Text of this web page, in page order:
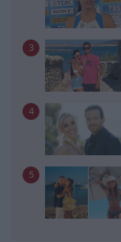
3
4
5